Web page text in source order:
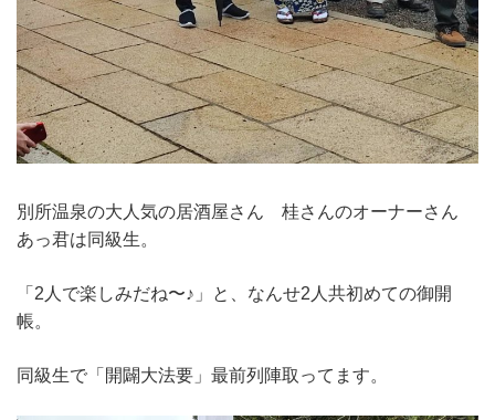
別所温泉の大人気の居酒屋さん 桂さんのオーナーさん
あっ君は同級生。
「2人で楽しみだね〜♪」と、なんせ2人共初めての御開
帳。
同級生で「開闢大法要」最前列陣取ってます。